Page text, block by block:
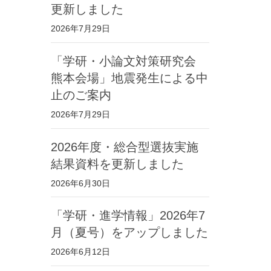
更新しました
2026年7月29日
「学研・小論文対策研究会
熊本会場」地震発生による中
止のご案内
2026年7月29日
2026年度・総合型選抜実施
結果資料を更新しました
2026年6月30日
「学研・進学情報」2026年7
月（夏号）をアップしました
2026年6月12日